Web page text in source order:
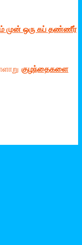
முன் ஒரு கப் தண்ணீர்
குழந்தைகளை